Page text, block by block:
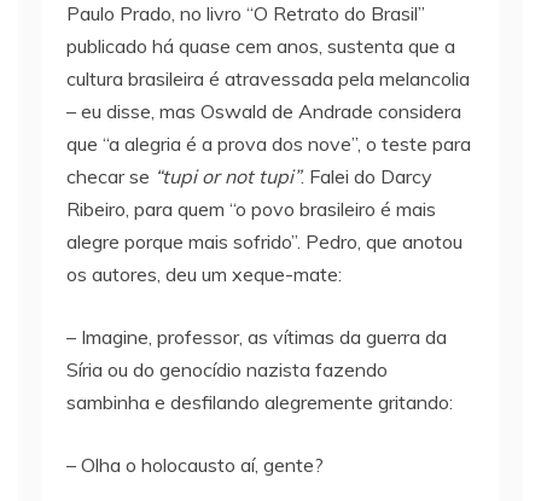
Paulo Prado, no livro “O Retrato do Brasil”
publicado há quase cem anos, sustenta que a
cultura brasileira é atravessada pela melancolia
– eu disse, mas Oswald de Andrade considera
que “a alegria é a prova dos nove”, o teste para
checar se “tupi or not tupi”. Falei do Darcy
Ribeiro, para quem “o povo brasileiro é mais
alegre porque mais sofrido”. Pedro, que anotou
os autores, deu um xeque-mate:
– Imagine, professor, as vítimas da guerra da
Síria ou do genocídio nazista fazendo
sambinha e desfilando alegremente gritando:
– Olha o holocausto aí, gente?